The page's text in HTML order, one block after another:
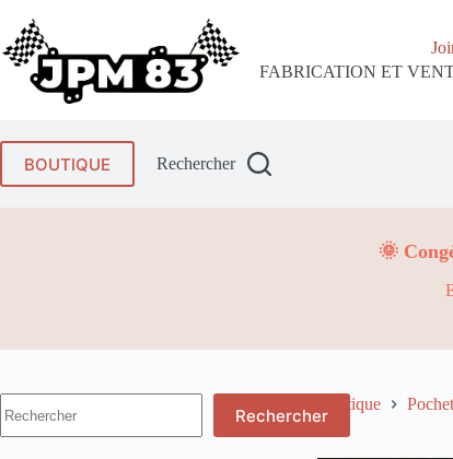
contenu
FABRICATION ET
BOUTIQUE Rechercher
🌞
Boutique
Rechercher
résultat